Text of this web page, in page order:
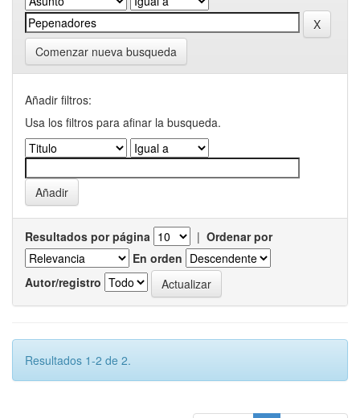
Comenzar nueva busqueda
Añadir filtros:
Usa los filtros para afinar la busqueda.
Resultados por página | Ordenar por
En orden
Autor/registro
Resultados 1-2 de 2.